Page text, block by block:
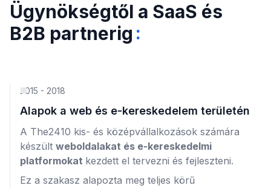
Ügynökségtől a SaaS és
B2B partnerig :
2015 - 2018
Alapok a web és e-kereskedelem területén
A The2410 kis- és középvállalkozások számára
készült weboldalakat és e-kereskedelmi
platformokat kezdett el tervezni és fejleszteni.
Ez a szakasz alapozta meg teljes körű